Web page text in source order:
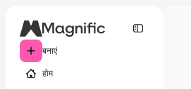
बनाएं
होम